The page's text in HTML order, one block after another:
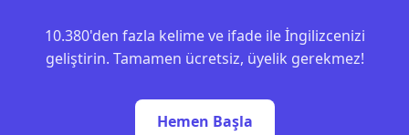
10.380'den fazla kelime ve ifade ile İngilizcenizi
geliştirin. Tamamen ücretsiz, üyelik gerekmez!
Hemen Başla